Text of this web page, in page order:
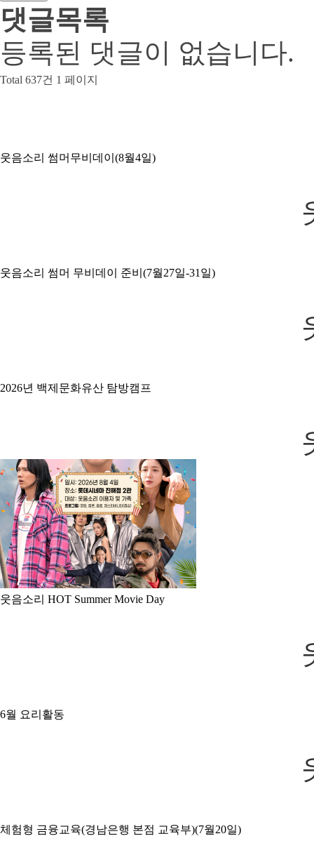
댓글목록
등록된 댓글이 없습니다.
Total 637건 1 페이지
웃음소리 썸머무비데이(8월4일)
웃음소리 썸머 무비데이 준비(7월27일-31일)
2026년 백제문화유산 탐방캠프
웃음소리 HOT Summer Movie Day
6월 요리활동
체험형 금융교육(경남은행 본점 교육부)(7월20일)